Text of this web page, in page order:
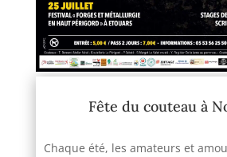
Fête du couteau à
Chaque été, les amateurs et